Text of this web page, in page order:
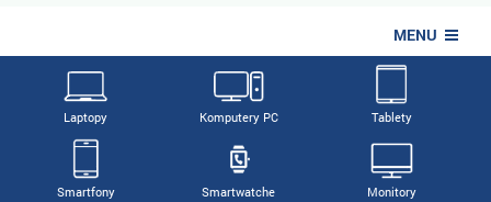
MENU
Laptopy Komputery PC Tablety
Smartfony Smartwatche Monitory